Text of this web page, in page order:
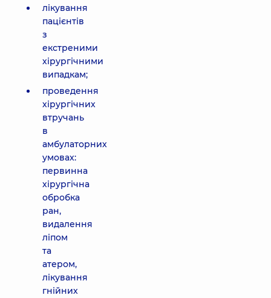
лікування
пацієнтів
з
екстреними
хірургічними
випадкам;
проведення
хірургічних
втручань
в
амбулаторних
умовах:
первинна
хірургічна
обробка
ран,
видалення
ліпом
та
атером,
лікування
гнійних